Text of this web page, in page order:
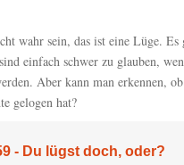
wahr sein, das ist eine Lüge. Es
einfach schwer zu glauben,
Aber kann man erkennen,
gelogen hat?